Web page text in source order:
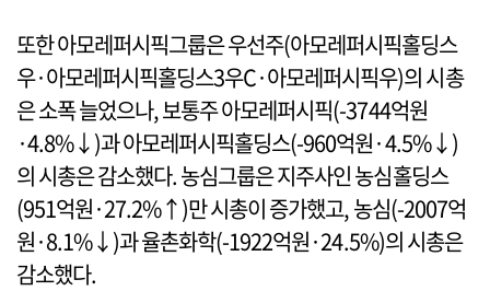
또한 아모레퍼시픽그룹은 우선주(아모레퍼시픽홀딩스
우·아모레퍼시픽홀딩스3우C·아모레퍼시픽우)의 시총
은 소폭 늘었으나, 보통주 아모레퍼시픽(-3744억원
·4.8%↓)과 아모레퍼시픽홀딩스(-960억원·4.5%↓)
의 시총은 감소했다. 농심그룹은 지주사인 농심홀딩스
(951억원·27.2%↑)만 시총이 증가했고, 농심(-2007억
원·8.1%↓)과 율촌화학(-1922억원·24.5%)의 시총은
감소했다.